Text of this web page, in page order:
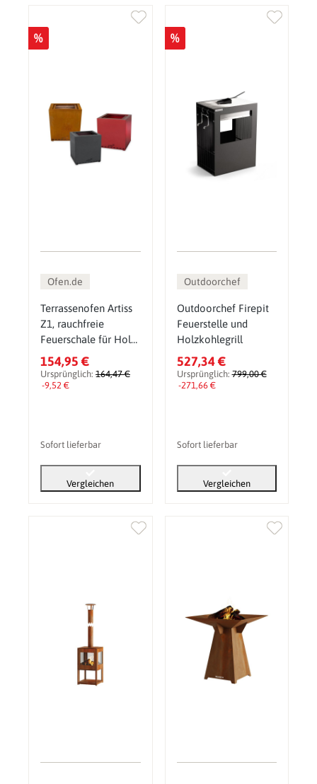
%
Ofen.de
Terrassenofen Artiss
Z1, rauchfreie
Feuerschale für Holz
& Pellets
154,95 €
Ursprünglich: 164,47 €
-9,52 €
Sofort lieferbar
Vergleichen
%
Outdoorchef
Outdoorchef Firepit
Feuerstelle und
Holzkohlegrill
527,34 €
Ursprünglich:799,00 €
-271,66 €
Sofort lieferbar
Vergleichen